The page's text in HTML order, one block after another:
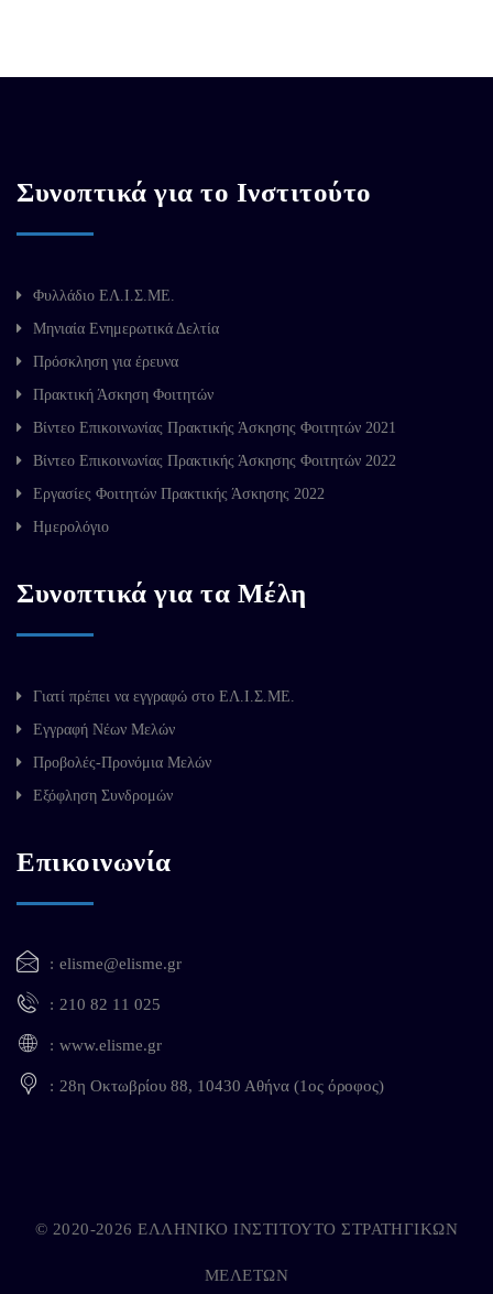
Συνοπτικά για το Ινστιτούτο
Φυλλάδιο ΕΛ.Ι.Σ.ΜΕ.
Μηνιαία Ενημερωτικά Δελτία
Πρόσκληση για έρευνα
Πρακτική Άσκηση Φοιτητών
Βίντεο Επικοινωνίας Πρακτικής Άσκησης Φοιτητών 2021
Βίντεο Επικοινωνίας Πρακτικής Άσκησης Φοιτητών 2022
Εργασίες Φοιτητών Πρακτικής Άσκησης 2022
Ημερολόγιο
Συνοπτικά για τα Μέλη
Γιατί πρέπει να εγγραφώ στο ΕΛ.Ι.Σ.ΜΕ.
Εγγραφή Νέων Μελών
Προβολές-Προνόμια Μελών
Εξόφληση Συνδρομών
Επικοινωνία
elisme@elisme.gr
210 82 11 025
www.elisme.gr
28η Οκτωβρίου 88, 10430 Αθήνα (1ος όροφος)
© 2020-2026 ΕΛΛΗΝΙΚΟ ΙΝΣΤΙΤΟΥΤΟ ΣΤΡΑΤΗΓΙΚΩΝ
ΜΕΛΕΤΩΝ